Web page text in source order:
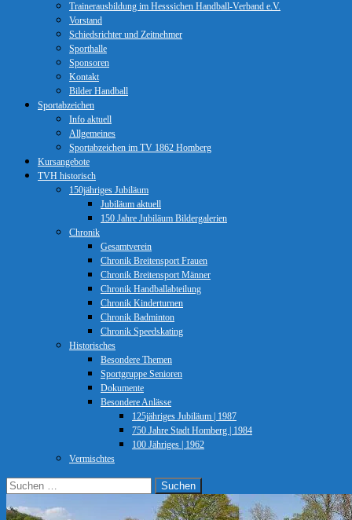
Trainerausbildung im Hesssichen Handball-Verband e.V.
Vorstand
Schiedsrichter und Zeitnehmer
Sporthalle
Sponsoren
Kontakt
Bilder Handball
Sportabzeichen
Info aktuell
Allgemeines
Sportabzeichen im TV 1862 Homberg
Kursangebote
TVH historisch
150jähriges Jubiläum
Jubiläum aktuell
150 Jahre Jubiläum Bildergalerien
Chronik
Gesamtverein
Chronik Breitensport Frauen
Chronik Breitensport Männer
Chronik Handballabteilung
Chronik Kinderturnen
Chronik Badminton
Chronik Speedskating
Historisches
Besondere Themen
Sportgruppe Senioren
Dokumente
Besondere Anlässe
125jähriges Jubiläum | 1987
750 Jahre Stadt Homberg | 1984
100 Jähriges | 1962
Vermischtes
Suchen
nach: